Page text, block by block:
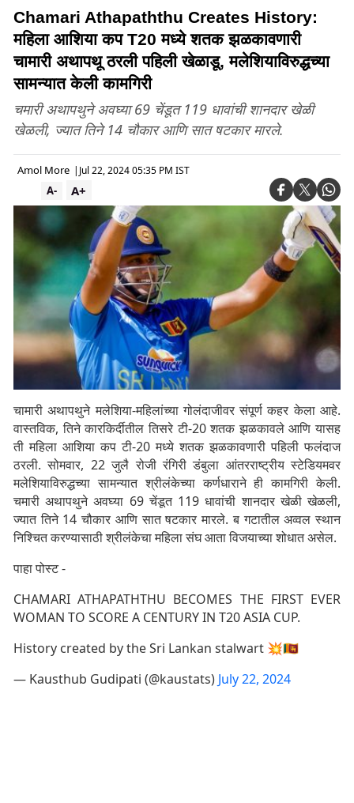
Chamari Athapaththu Creates History:
महिला आशिया कप T20 मध्ये शतक झळकावणारी
चामारी अथापथू ठरली पहिली खेळाडू, मलेशियाविरुद्धच्या
सामन्यात केली कामगिरी
चमारी अथापथुने अवघ्या 69 चेंडूत 119 धावांची शानदार खेळी
खेळली, ज्यात तिने 14 चौकार आणि सात षटकार मारले.
Amol More | Jul 22, 2024 05:35 PM IST
A+
A-
चामारी अथापथुने मलेशिया-महिलांच्या गोलंदाजीवर संपूर्ण कहर केला आहे.
वास्तविक, तिने कारकिर्दीतील तिसरे टी-20 शतक झळकावले आणि यासह
ती महिला आशिया कप टी-20 मध्ये शतक झळकावणारी पहिली फलंदाज
ठरली. सोमवार, 22 जुलै रोजी रंगिरी डंबुला आंतरराष्ट्रीय स्टेडियमवर
मलेशियाविरुद्धच्या सामन्यात श्रीलंकेच्या कर्णधाराने ही कामगिरी केली.
चमारी अथापथुने अवघ्या 69 चेंडूत 119 धावांची शानदार खेळी खेळली,
ज्यात तिने 14 चौकार आणि सात षटकार मारले. ब गटातील अव्वल स्थान
निश्चित करण्यासाठी श्रीलंकेचा महिला संघ आता विजयाच्या शोधात असेल.
पाहा पोस्ट -
CHAMARI ATHAPATHTHU BECOMES THE FIRST EVER
WOMAN TO SCORE A CENTURY IN T20 ASIA CUP.
History created by the Sri Lankan stalwart 💥🇱🇰
— Kausthub Gudipati (@kaustats) July 22, 2024